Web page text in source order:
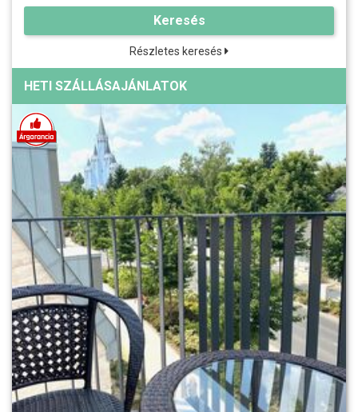
Keresés
Részletes keresés
HETI SZÁLLÁSAJÁNLATOK